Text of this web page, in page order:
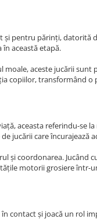
pentru părinți, datorită
această etapă.
aceste jucării
copiilor, transformând
aceasta referindu-se
jucării care
și coordonarea. Jucând
motorii grosiere într-
contact și joacă un rol